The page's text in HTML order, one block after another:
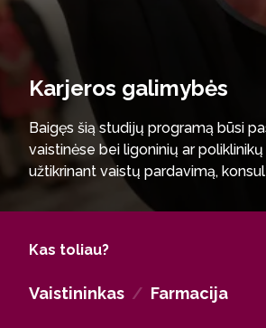
Karjeros galimybės
Baigęs šią studijų programą būsi
vaistinėse bei ligoninių ar
užtikrinant vaistų pardavimą,
paciento priežiūrą. Taip pat turėsi
įsidarbinti farmacijos pramonėje –
laboratorijose, tyrimų centruose
vystymo, klinikinių tyrimų,
Kas toliau?
Vaistininkas / Farmacija